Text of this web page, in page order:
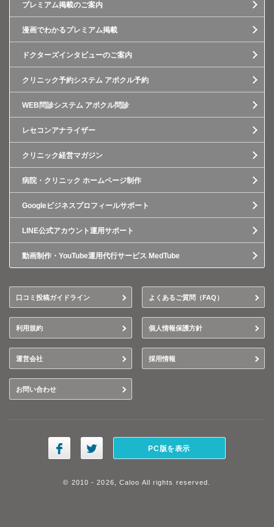
プレミアム掲載のご案内
漫画でわかるプレミアム掲載
ドクターズインタビューのご案内
クリニック予約システム アポクル予約
WEB問診システム アポクル問診
レセコンアナライザー
クリニック経営マガジン
病院・クリニック ホームページ制作
Googleビジネスプロフィールサポート
LINE公式アカウント運用サポート
動画制作・YouTube運用代行サービス MedTube
口コミ投稿ガイドライン よくあるご質問（FAQ）
利用規約 個人情報保護方針
運営会社 採用情報
お問い合わせ
PC版を表示
© 2010 - 2026, Caloo All rights reserved.